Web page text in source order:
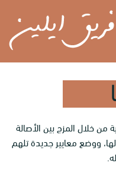
من خلال المزج بين الأصالة
ووضع معايير جديدة تلهم